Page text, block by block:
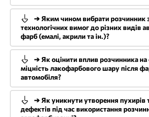
➔ Яким чином вибрати розчинник
технологічних вимог до різних видів
фарб (емалі, акрили та ін.)?
➔ Як оцінити вплив розчинника на
міцність лакофарбового шару після
автомобіля?
➔ Як уникнути утворення пухирів
дефектів під час використання